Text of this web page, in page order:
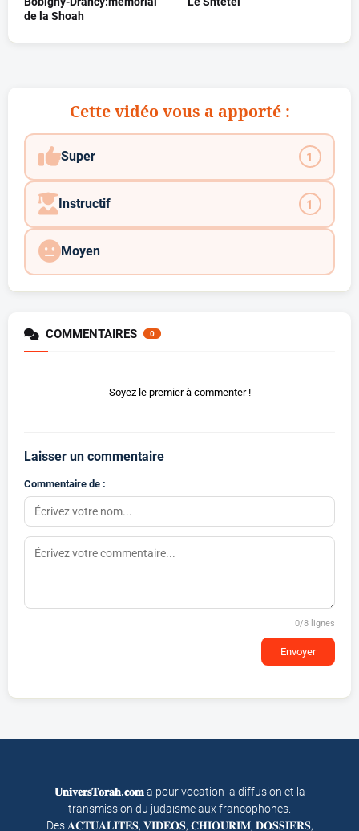
de la Shoah
Cette vidéo vous a apporté :
1
Super
1
Instructif
Moyen
COMMENTAIRES 0
Soyez le premier à commenter !
Laisser un commentaire
Commentaire de :
0/8 lignes
Envoyer
𝐔𝐧𝐢𝐯𝐞𝐫𝐬𝐓𝐨𝐫𝐚𝐡.𝐜𝐨𝐦a pour vocation la diffusion et la
transmission du judaïsme aux francophones.
Des 𝐀𝐂𝐓𝐔𝐀𝐋𝐈𝐓𝐄𝐒, 𝐕𝐈𝐃𝐄𝐎𝐒, 𝐂𝐇𝐈𝐎𝐔𝐑𝐈𝐌, 𝐃𝐎𝐒𝐒𝐈𝐄𝐑𝐒,